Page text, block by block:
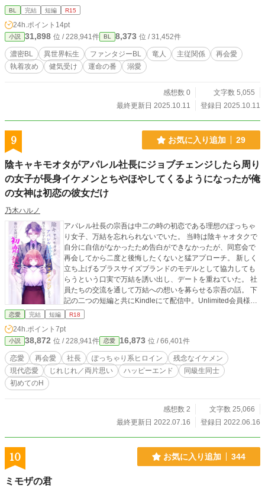
める―― それは千年の孤独を終わらせる、ふたりの愛の物語。
BL 完結 短編 R15
24h.ポイント 14pt
小説 31,898 位 / 228,941件 BL 8,373 位 / 31,452件
濃密BL 異世界転生 ファンタジーBL 竜人 主従関係
再会愛
執着攻め
健気受け 運命の番 溺愛
感想数 0
文字数 5,055
最終更新日 2025.10.11
登録日 2025.10.11
9 お気に入り追加 29
陰キャキモオタがアパレル社長にジョブチェンジしたら周り
の女子が長身イケメンとちやほやしてくるようになったが俺
の女神は初恋の彼女だけ
乃木ハルノ
アパレル社長の宗吾は中二の時の初恋である理想のぽっちゃ
り女子、万結を忘れられないでいた。 当時は陰キャオタクで
自分に自信がなかったため告白ができなかったが、同窓会で
再会してから二度と後悔したくないと猛アプローチ。 新しく
立ち上げるプラスサイズブランドのモデルとして協力しても
らうという口実で万結を誘い出し、デートを重ねていた。 社
員たちの交流を通して万結への想いを募らせる宗吾の話。 下
記の二つの短編と共にKindleにて配信中。Unlimited会員様は
無料で読めます。 『濡れた身体を寄せ合って』 ある日のデー
い、急遽ビジネスホテルで服を乾かすことに。 意中の相手と
密室で二人きり、期待するのも無理はない。けれど本気だか
らこそ、うかつには手が出せなくて…… 『ゲーセン事変～好
きな子が見た目は女神、心は天使だと確信した話』 宗吾が万
結に恋をしたきっかけの中学時代の思い出。 こちらを元にし
ゃり体型と不似合いな美声がコンプレックス。声と容姿のギ
ャップを揶揄されてきた過去のトラウマから極力目立たない
抜けイケメンになった宗吾と再会してから万結のささやかな
吾は、新規に立ち上げるプラスサイズアパレルブランドのモ
恋愛 完結 短編 R18
24h.ポイント 7pt
小説 38,872 位 / 228,941件 恋愛 16,873 位 / 66,401件
恋愛 再会愛 社長 ぽっちゃり系ヒロイン
残念なイケメン
現代恋愛
じれじれ／両片思い ハッピーエンド
同級生同士
初めてのH
感想数 2
文字数 25,066
最終更新日 2022.07.16
登録日 2022.06.16
10 お気に入り追加 344
ミモザの君